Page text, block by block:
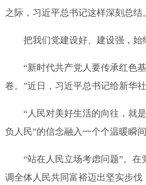
之际，习近平总书记这样深刻总结。
把我们党建设好、建设强，
“新时代共产党人要传承红色
卷。”近日，习近平总书记给新华
“人民对美好生活的向往，就
负人民”的信念融入一个个温暖瞬
“站在人民立场考虑问题”。
调全体人民共同富裕迈出坚实步伐